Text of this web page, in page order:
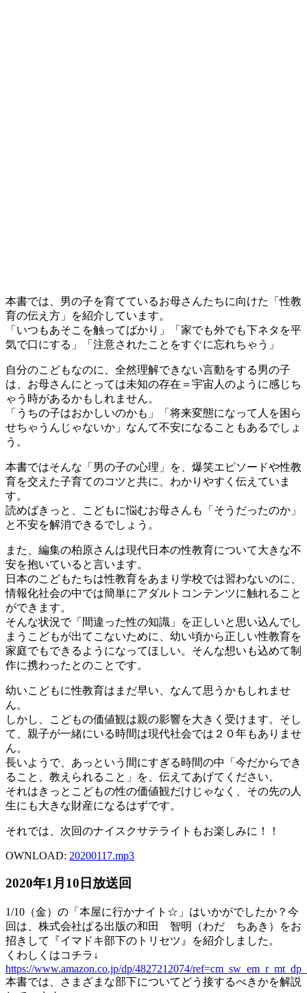
本書では、男の子を育てているお母さんたちに向けた「性教
育の伝え方」を紹介しています。
「いつもあそこを触ってばかり」「家でも外でも下ネタを平
気で口にする」「注意されたことをすぐに忘れちゃう」
自分のこどもなのに、全然理解できない言動をする男の子
は、お母さんにとっては未知の存在＝宇宙人のように感じち
ゃう時があるかもしれません。
「うちの子はおかしいのかも」「将来変態になって人を困ら
せちゃうんじゃないか」なんて不安になることもあるでしょ
う。
本書ではそんな「男の子の心理」を、爆笑エピソードや性教
育を交えた子育てのコツと共に、わかりやすく伝えていま
す。
読めばきっと、こどもに悩むお母さんも「そうだったのか」
と不安を解消できるでしょう。
また、編集の柏原さんは現代日本の性教育について大きな不
安を抱いていると言います。
日本のこどもたちは性教育をあまり学校では習わないのに、
情報化社会の中では簡単にアダルトコンテンツに触れること
ができます。
そんな状況で「間違った性の知識」を正しいと思い込んでし
まうこどもが出てこないために、幼い頃から正しい性教育を
家庭でもできるようになってほしい。そんな想いも込めて制
作に携わったとのことです。
幼いこどもに性教育はまだ早い、なんて思うかもしれませ
ん。
しかし、こどもの価値観は親の影響を大きく受けます。そし
て、親子が一緒にいる時間は現代社会では２０年もありませ
ん。
長いようで、あっという間にすぎる時間の中「今だからでき
ること、教えられること」を、伝えてあげてください。
それはきっとこどもの性の価値観だけじゃなく、その先の人
生にも大きな財産になるはずです。
それでは、次回のナイスクサテライトもお楽しみに！！
OWNLOAD: 20200117.mp3
2020年1月10日放送回
1/10（金）の「本屋に行かナイト☆」はいかがでしたか？今
回は、株式会社ぱる出版の和田 智明（わだ ちあき）をお
招きして『イマドキ部下のトリセツ』を紹介しました。
くわしくはコチラ↓
https://www.amazon.co.jp/dp/4827212074/
本書では、さまざまな部下についてどう接するべきかを解説